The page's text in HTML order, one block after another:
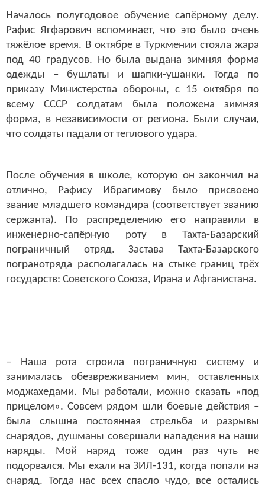
Началось полугодовое обучение сапёрному делу.
Рафис Ягфарович вспоминает, что это было очень
тяжёлое время. В октябре в Туркмении стояла жара
под 40 градусов. Но была выдана зимняя форма
одежды – бушлаты и шапки-ушанки. Тогда по
приказу Министерства обороны, с 15 октября по
всему СССР солдатам была положена зимняя
форма, в независимости от региона. Были случаи,
что солдаты падали от теплового удара.
После обучения в школе, которую он закончил на
отлично, Рафису Ибрагимову было присвоено
звание младшего командира (соответствует званию
сержанта). По распределению его направили в
инженерно-сапёрную роту в Тахта-Базарский
пограничный отряд. Застава Тахта-Базарского
погранотряда располагалась на стыке границ трёх
государств: Советского Союза, Ирана и Афганистана.
– Наша рота строила пограничную систему и
занималась обезвреживанием мин, оставленных
моджахедами. Мы работали, можно сказать «под
прицелом». Совсем рядом шли боевые действия –
была слышна постоянная стрельба и разрывы
снарядов, душманы совершали нападения на наши
наряды. Мой наряд тоже один раз чуть не
подорвался. Мы ехали на ЗИЛ-131, когда попали на
снаряд. Тогда нас всех спасло чудо, все остались